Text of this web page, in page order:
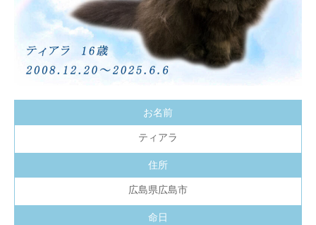
お名前
ティアラ
住所
広島県広島市
命日